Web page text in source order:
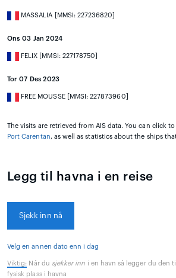
MASSALIA [MMSI: 227236820]
Ons 03 Jan 2024
FELIX [MMSI: 227178750]
Tor 07 Des 2023
FREE MOUSSE [MMSI: 227873960]
The visits are retrieved from AIS data. You can click
Port Carentan, as well as statistics about the ships
Legg til havna i en reise
Sjekk inn nå
Velg en annen dato enn i dag
Viktig: Når du sjekker inn i en havn så legger du den
fysisk plass i havna